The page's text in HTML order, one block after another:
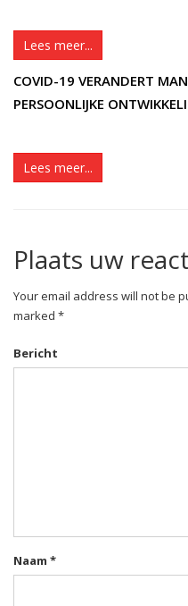
Lees meer...
COVID-19 VERANDERT
PERSOONLIJKE
Lees meer...
Plaats uw
Your email address will not be
marked *
Bericht
Naam *